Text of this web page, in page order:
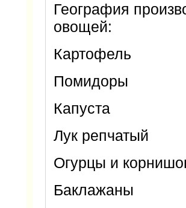
География
овощей:
Картофель
Помидоры
Капуста
Лук репчатый
Огурцы и
Баклажаны